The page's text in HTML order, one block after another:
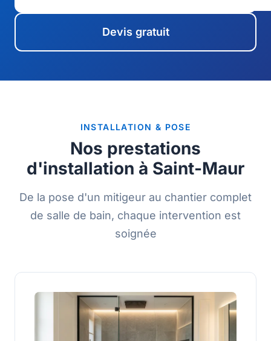
Devis gratuit
INSTALLATION & POSE
Nos prestations
d'installation à Saint-Maur
De la pose d'un mitigeur au chantier complet
de salle de bain, chaque intervention est
soignée